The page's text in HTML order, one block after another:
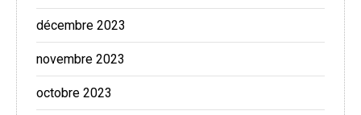
décembre 2023
novembre 2023
octobre 2023